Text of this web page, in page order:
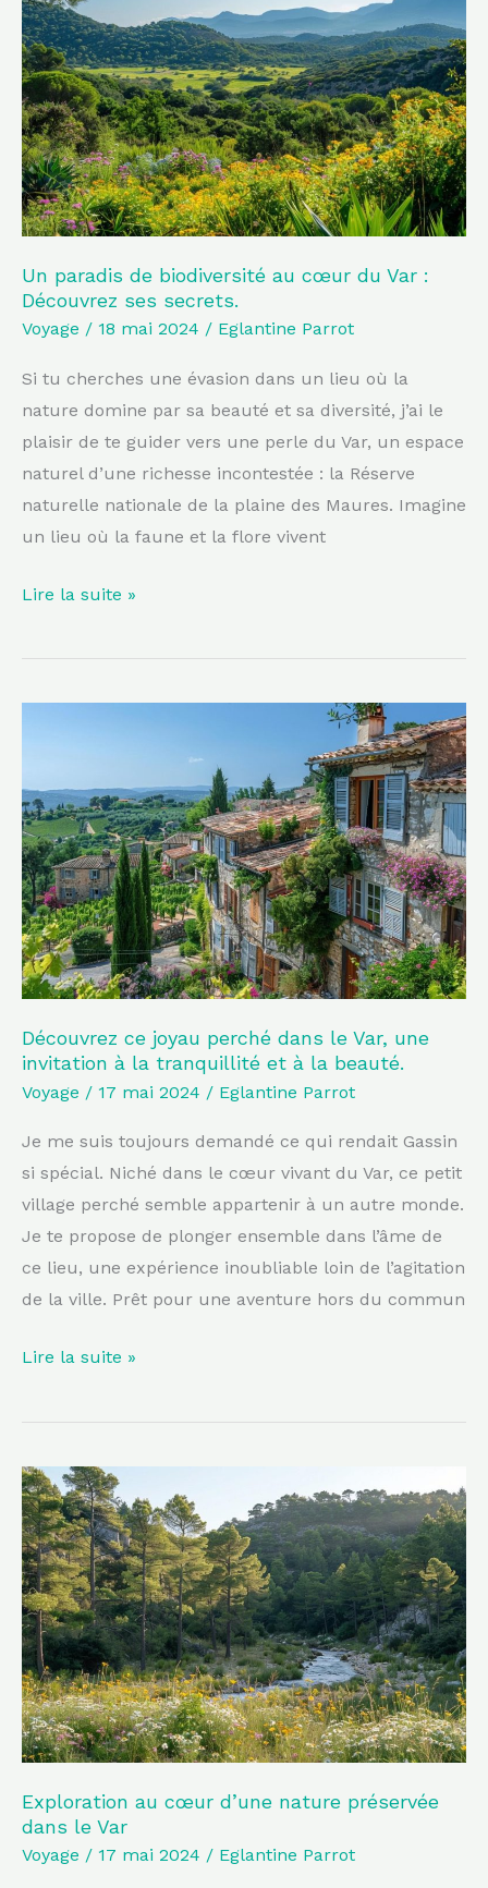
Un paradis de biodiversité au cœur du Var :
Découvrez ses secrets.
Voyage / 18 mai 2024 / Eglantine Parrot
Si tu cherches une évasion dans un lieu où la
nature domine par sa beauté et sa diversité, j’ai le
plaisir de te guider vers une perle du Var, un espace
naturel d’une richesse incontestée : la Réserve
naturelle nationale de la plaine des Maures. Imagine
un lieu où la faune et la flore vivent
de
biodiversité
au
cœur
du
Var
:
Découvrez
ses
secrets.
Lire la suite »
Découvrez ce joyau perché dans le Var, une
invitation à la tranquillité et à la beauté.
Voyage / 17 mai 2024 / Eglantine Parrot
Je me suis toujours demandé ce qui rendait Gassin
si spécial. Niché dans le cœur vivant du Var, ce petit
village perché semble appartenir à un autre monde.
Je te propose de plonger ensemble dans l’âme de
ce lieu, une expérience inoubliable loin de l’agitation
de la ville. Prêt pour une aventure hors du commun
perché
dans
le
Var,
une
invitation
à
la
tranquillité
et
Lire la suite »
Exploration au cœur d’une nature préservée
dans le Var
Voyage / 17 mai 2024 / Eglantine Parrot
Exploration
au
cœur
d’une
nature
préservée
dans
le
Var